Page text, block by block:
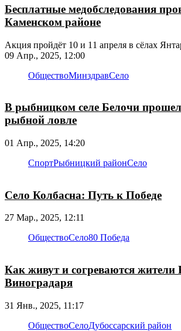
Бесплатные медобследования
Каменском районе
Акция пройдёт 10 и 11 апреля в сёлах
09 Апр., 2025, 12:00
ОбществоМинздравСело
В рыбницком селе Белочи
рыбной ловле
01 Апр., 2025, 14:20
СпортРыбницкий районСело
Село Колбасна: Путь к Победе
27 Мар., 2025, 12:11
ОбществоСело80 Победа
Как живут и согреваются жители
Виноградаря
31 Янв., 2025, 11:17
ОбществоСелоДубоссарский район